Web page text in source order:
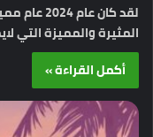
لقد كان
المثيرة والمميزة التي
أكمل القراءة »